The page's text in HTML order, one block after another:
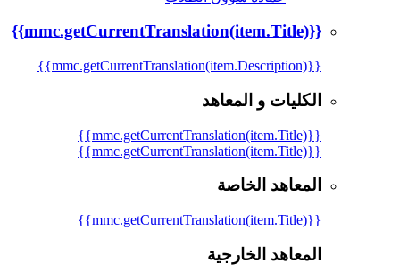
{{mmc.getCurrentTranslation(item.Title)}}
{{mmc.getCurrentTranslation(item.Description)}}
الكليات و المعاهد
{{mmc.getCurrentTranslation(item.Title)}}
{{mmc.getCurrentTranslation(item.Title)}}
المعاهد الخاصة
{{mmc.getCurrentTranslation(item.Title)}}
المعاهد الخارجية